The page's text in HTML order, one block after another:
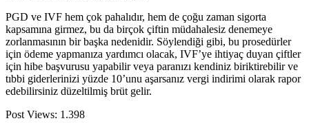
PGD ve IVF hem çok pahalıdır, hem de çoğu zaman sigorta
kapsamına girmez, bu da birçok çiftin müdahalesiz denemeye
zorlanmasının bir başka nedenidir. Söylendiği gibi, bu prosedürler
için ödeme yapmanıza yardımcı olacak, IVF’ye ihtiyaç duyan çiftler
için hibe başvurusu yapabilir veya paranızı kendiniz biriktirebilir ve
tıbbi giderlerinizi yüzde 10’unu aşarsanız vergi indirimi olarak rapor
edebilirsiniz düzeltilmiş brüt gelir.
Post Views: 1.398